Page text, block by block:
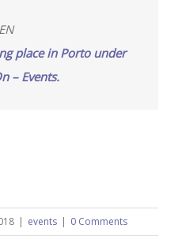
EN
place in Porto under
– Events.
| events | 0 Comments